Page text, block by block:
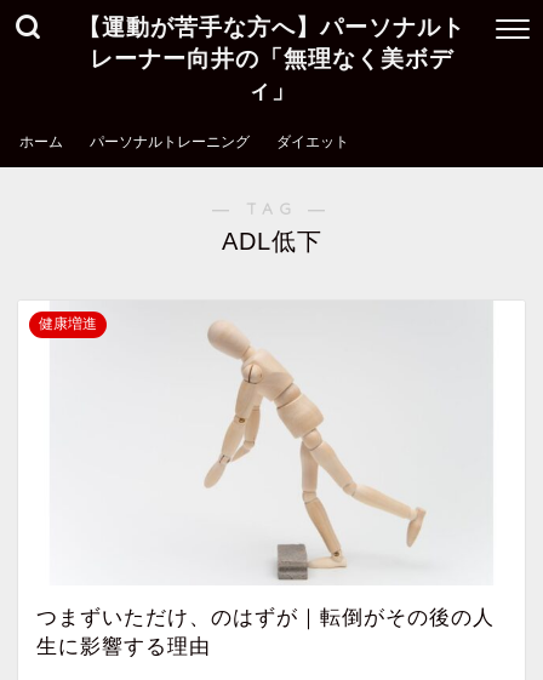
【運動が苦手な方へ】パーソナルト
レーナー向井の「無理なく美ボデ
ィ」
ホーム パーソナルトレーニング ダイエット
― TAG ―
ADL低下
健康増進
つまずいただけ、のはずが｜転倒がその後の人
生に影響する理由